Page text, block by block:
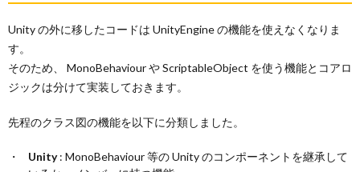
Unity の外に移したコードは UnityEngine の機能を使えなくなりま
す。
そのため、 MonoBehaviour や ScriptableObject を使う機能とコアロ
ジックは分けて実装しておきます。
先程のクラス図の機能を以下に分類しました。
Unity: MonoBehaviour 等の Unity のコンポーネントを継承して